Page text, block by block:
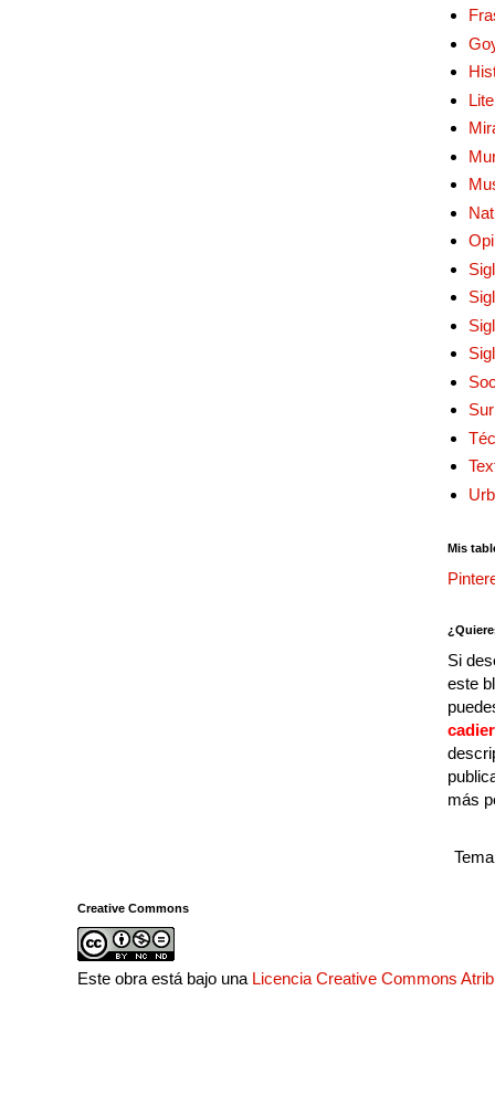
Mis
Si
este
más
Creative Commons
Este obra está bajo una Licencia Creative Commons